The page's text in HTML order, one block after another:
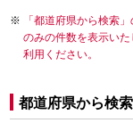
「都道府県から検索
のみの件数を表示い
利用ください。
都道府県から検索